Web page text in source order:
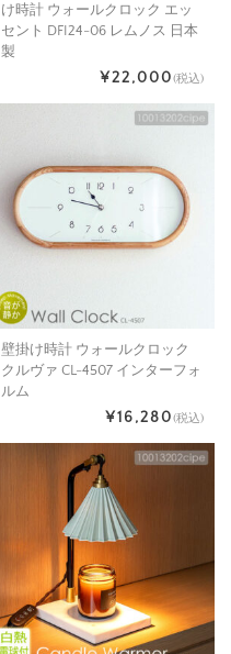
け時計 ウォールクロック エッ
セント DFI24-06 レムノス 日本
製
¥22,000(税込)
壁掛け時計 ウォールクロック
クルヴァ CL-4507 インターフォ
ルム
¥16,280(税込)